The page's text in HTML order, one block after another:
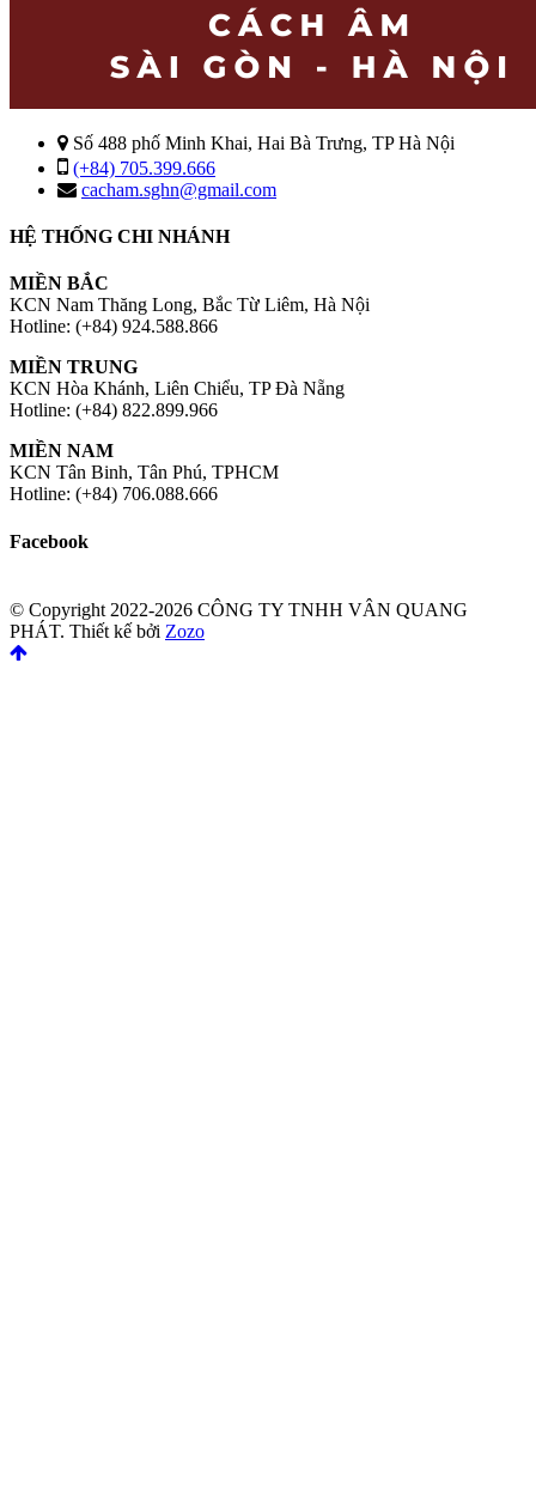
Số 488 phố Minh Khai, Hai Bà Trưng, TP Hà Nội
(+84) 705.399.666
cacham.sghn@gmail.com
HỆ THỐNG CHI NHÁNH
MIỀN BẮC
KCN Nam Thăng Long, Bắc Từ Liêm, Hà Nội
Hotline: (+84) 924.588.866
MIỀN TRUNG
KCN Hòa Khánh, Liên Chiểu, TP Đà Nẵng
Hotline: (+84) 822.899.966
MIỀN NAM
KCN Tân Binh, Tân Phú, TPHCM
Hotline: (+84) 706.088.666
Facebook
© Copyright 2022-2026 CÔNG TY TNHH VÂN QUANG
PHÁT. Thiết kế bởi Zozo